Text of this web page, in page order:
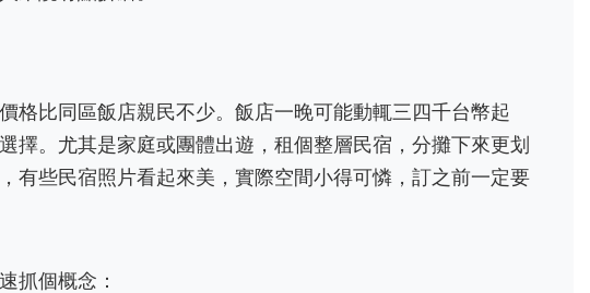
格比同區飯店親民不少。飯店一晚可能動輒三四千台幣起
擇。尤其是家庭或團體出遊，租個整層民宿，分攤下來更划
有些民宿照片看起來美，實際空間小得可憐，訂之前一定要
抓個概念：